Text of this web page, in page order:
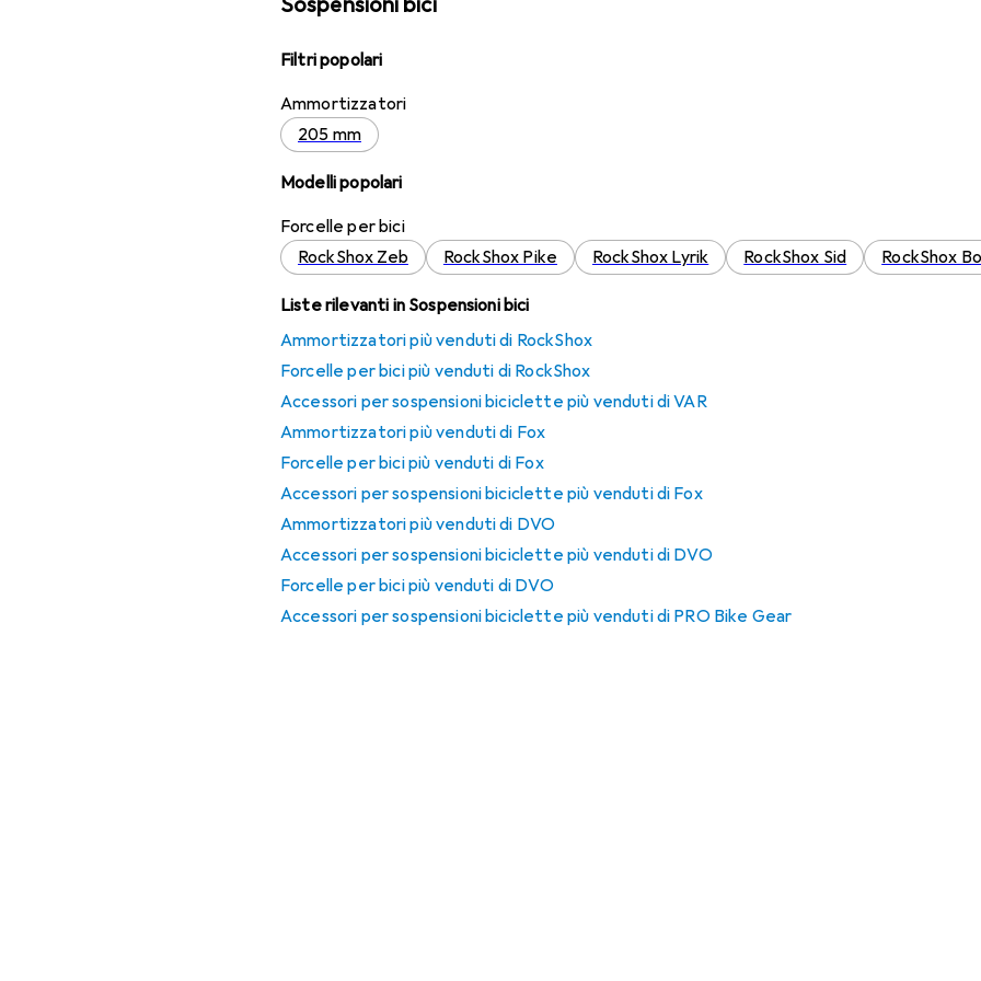
Filtri popolari
Ammortizzatori
205 mm
Modelli popolari
Forcelle per bici
RockShox Zeb
RockShox Pike RockShox Lyrik RockShox Sid RockShox
Liste rilevanti in Sospensioni bici
Ammortizzatori più venduti di RockShox
Forcelle per bici più venduti di RockShox
Accessori per sospensioni biciclette più venduti di VAR
Ammortizzatori più venduti di Fox
Forcelle per bici più venduti di Fox
Accessori per sospensioni biciclette più venduti di Fox
Ammortizzatori più venduti di DVO
Accessori per sospensioni biciclette più venduti di DVO
Forcelle per bici più venduti di DVO
Accessori per sospensioni biciclette più venduti di PRO Bike Gear